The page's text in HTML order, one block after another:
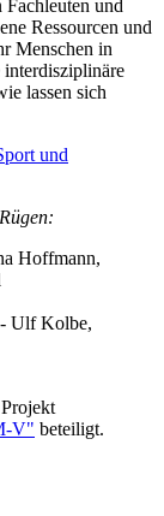
Fachleuten und
Ressourcen und
Menschen in
lassen sich
und
Hoffmann,
- Ulf Kolbe,
V" beteiligt.